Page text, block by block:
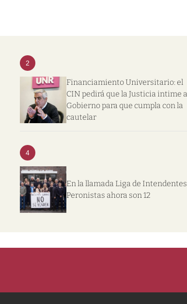
2
Financiamiento Universitario: el
CIN pedirá que la Justicia intime
Gobierno para que cumpla con la
cautelar
4
En la llamada Liga de Intendentes
Peronistas ahora son 12